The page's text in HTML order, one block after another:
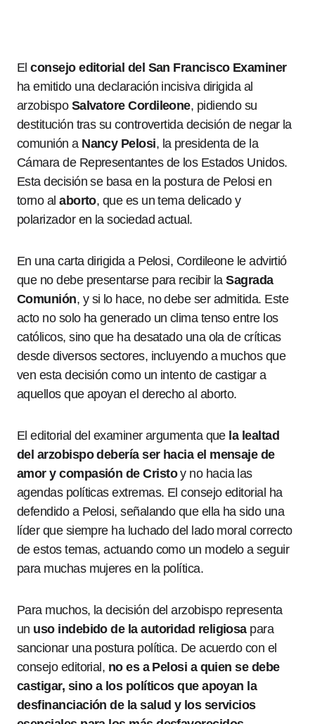
Elconsejo editorial del San Francisco Examiner
ha emitido una declaración incisiva dirigida al
arzobispo Salvatore Cordileone, pidiendo su
destitución tras su controvertida decisión de negar la
comunión a Nancy Pelosi, la presidenta de la
Cámara de Representantes de los Estados Unidos.
Esta decisión se basa en la postura de Pelosi en
torno alaborto, que es un tema delicado y
polarizador en la sociedad actual.
En una carta dirigida a Pelosi, Cordileone le advirtió
que no debe presentarse para recibir laSagrada
Comunión, y si lo hace, no debe ser admitida. Este
acto no solo ha generado un clima tenso entre los
católicos, sino que ha desatado una ola de críticas
desde diversos sectores, incluyendo a muchos que
ven esta decisión como un intento de castigar a
aquellos que apoyan el derecho al aborto.
El editorial del examiner argumenta que la lealtad
del arzobispo debería ser hacia el mensaje de
amor y compasión de Cristoy no hacia las
agendas políticas extremas. El consejo editorial ha
defendido a Pelosi, señalando que ella ha sido una
líder que siempre ha luchado del lado moral correcto
de estos temas, actuando como un modelo a seguir
para muchas mujeres en la política.
Para muchos, la decisión del arzobispo representa
un uso indebido de la autoridad religiosapara
sancionar una postura política. De acuerdo con el
consejo editorial, no es a Pelosi a quien se debe
castigar, sino a los políticos que apoyan la
desfinanciación de la salud y los servicios